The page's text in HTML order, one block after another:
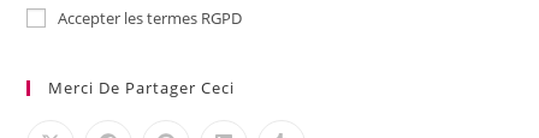
Accepter les termes RGPD
Merci De Partager Ceci